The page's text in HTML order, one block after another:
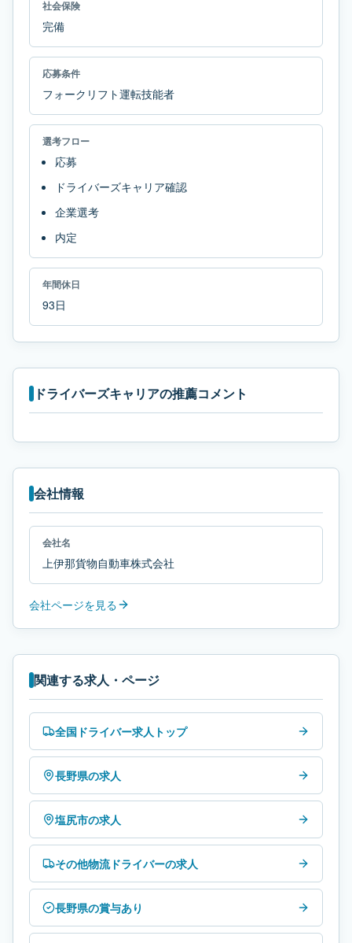
社会保険
完備
応募条件
フォークリフト運転技能者
選考フロー
応募
ドライバーズキャリア確認
企業選考
内定
年間休日
93日
ドライバーズキャリアの推薦コメント
会社情報
会社名
上伊那貨物自動車株式会社
会社ページを見る
関連する求人・ページ
全国ドライバー求人トップ
長野県の求人
塩尻市の求人
その他物流ドライバーの求人
長野県の賞与あり